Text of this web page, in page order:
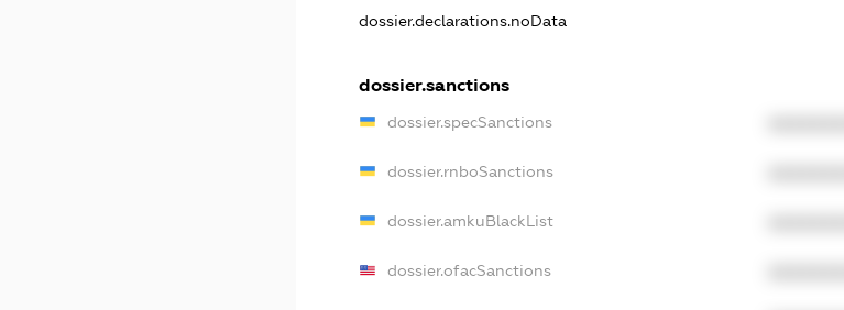
dossier.declarations.noData
dossier.sanctions
dossier.specSanctions
dossier.rnboSanctions
dossier.amkuBlackList
dossier.ofacSanctions